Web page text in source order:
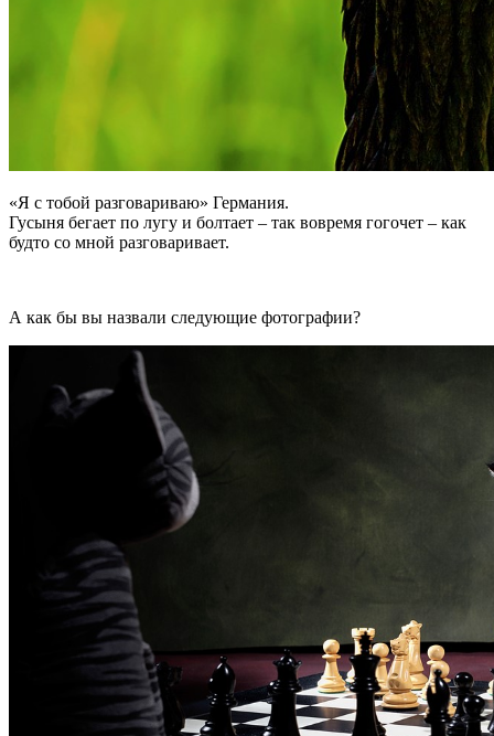
«Я с тобой разговариваю» Германия.
Гусыня бегает по лугу и болтает – так вовремя гогочет – как
будто со мной разговаривает.
А как бы вы назвали следующие фотографии?